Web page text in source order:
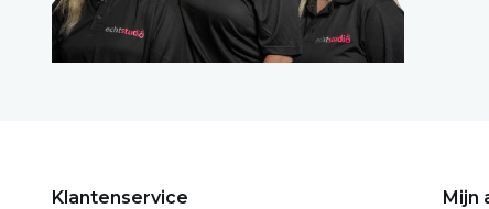
Klantenservice Mijn